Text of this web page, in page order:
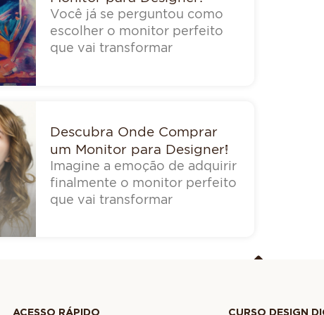
Você já se perguntou como
escolher o monitor perfeito
que vai transformar
Descubra Onde Comprar
um Monitor para Designer!
Imagine a emoção de adquirir
finalmente o monitor perfeito
que vai transformar
ACESSO RÁPIDO CURSO DESIGN